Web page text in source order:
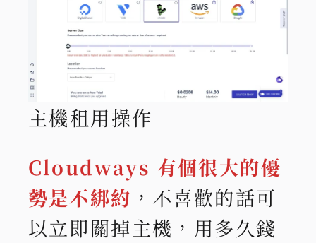
主機租用操作
Cloudways 有個很大的優
勢是不綁約 ，不喜歡的話可
以立即關掉主機，用多久錢